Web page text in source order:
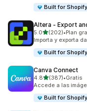
Built for Shopify
Altera ‑ Export
5.0de 5 estrellas
(202)
202 reseñas en
•Plan
Importa y exporta
Built for Shopify
Canva Connect
4.8de 5 estrellas
(387)
387 reseñas en total
•Gratis
Accede a las
Built for Shopify